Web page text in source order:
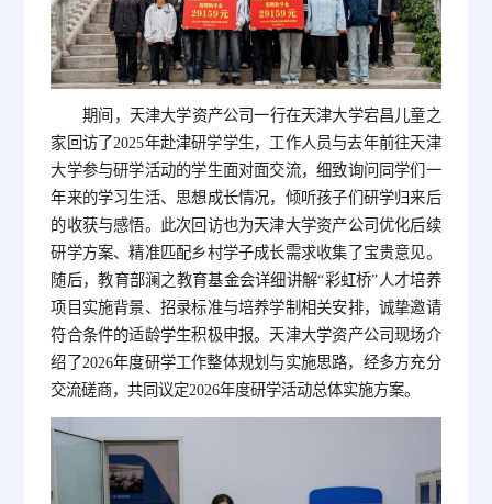
期间，天津大学资产公司一行在天津大学宕昌儿童之
家回访了2025年赴津研学学生，工作人员与去年前往天津
大学参与研学活动的学生面对面交流，细致询问同学们一
年来的学习生活、思想成长情况，倾听孩子们研学归来后
的收获与感悟。此次回访也为天津大学资产公司优化后续
研学方案、精准匹配乡村学子成长需求收集了宝贵意见。
随后，教育部澜之教育基金会详细讲解“彩虹桥”人才培养
项目实施背景、招录标准与培养学制相关安排，诚挚邀请
符合条件的适龄学生积极申报。天津大学资产公司现场介
绍了2026年度研学工作整体规划与实施思路，经多方充分
交流磋商，共同议定2026年度研学活动总体实施方案。